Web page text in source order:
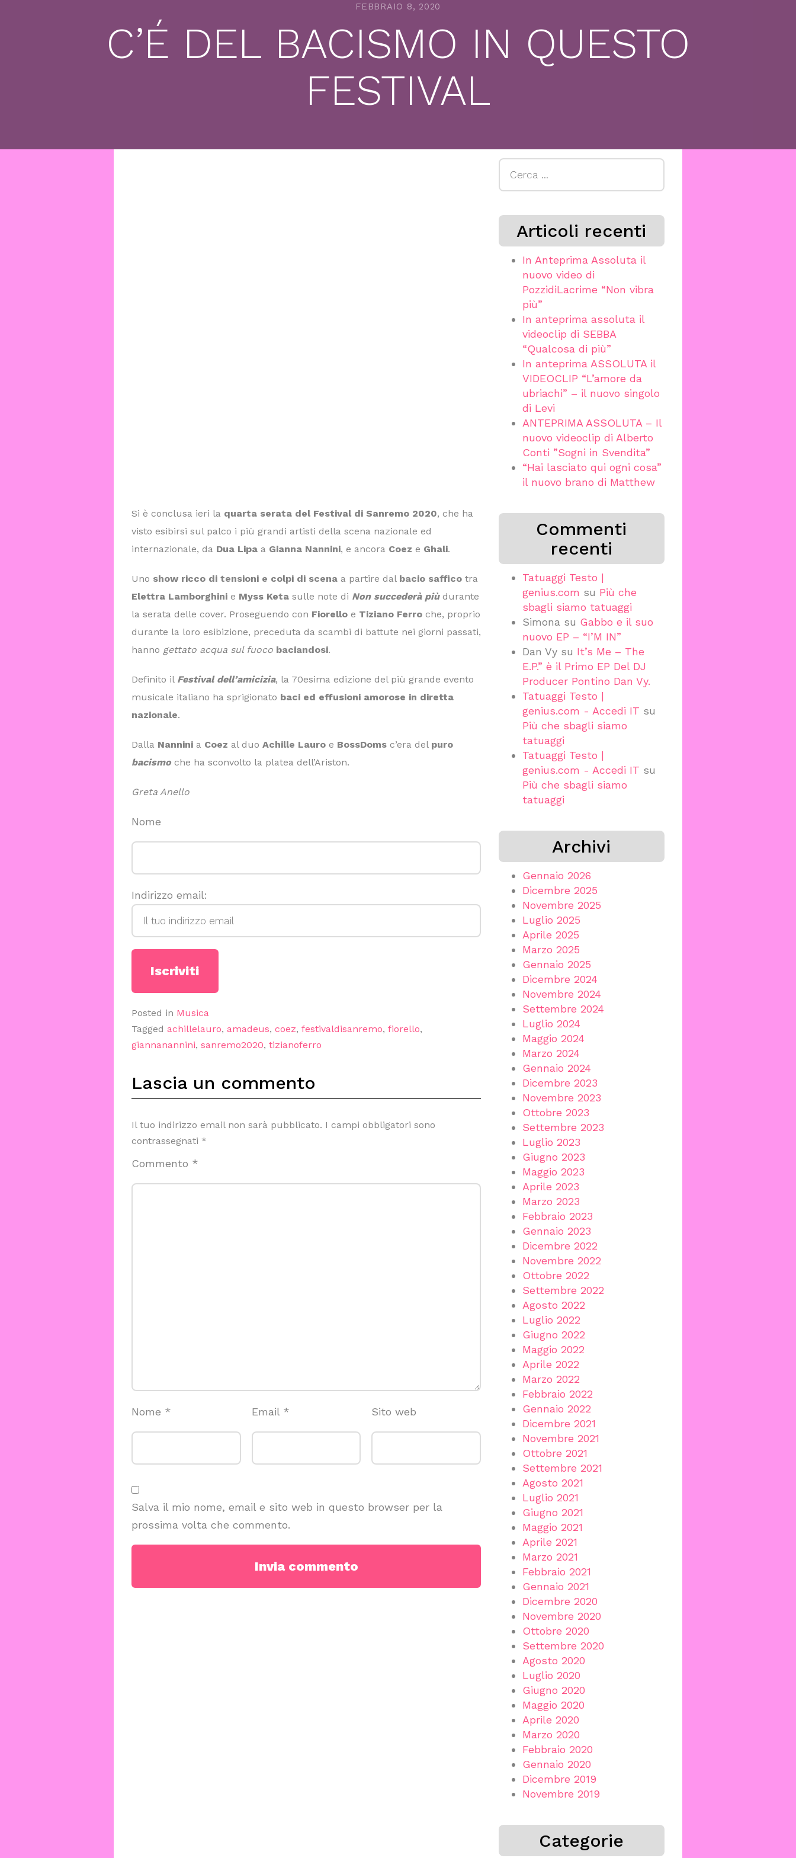
FEBBRAIO 8, 2020
C’É DEL BACISMO IN QUESTO
FESTIVAL
Si è conclusa ieri la quarta serata del Festival di Sanremo 2020, che ha
visto esibirsi sul palco i più grandi artisti della scena nazionale ed
internazionale, da Dua Lipa a Gianna Nannini, e ancora Coez e Ghali.
Uno show ricco di tensioni e colpi di scena a partire dal bacio saffico tra
Elettra Lamborghini e Myss Keta sulle note di Non succederà piùdurante
la serata delle cover. Proseguendo con Fiorello e Tiziano Ferro che, proprio
durante la loro esibizione, preceduta da scambi di battute nei giorni passati,
hanno gettato acqua sul fuoco baciandosi.
Definito il Festival dell’amicizia, la 70esima edizione del più grande evento
musicale italiano ha sprigionato baci ed effusioni amorose in diretta
nazionale.
Dalla Nannini a Coez al duo Achille Lauro e BossDoms c’era del puro
bacismo che ha sconvolto la platea dell’Ariston.
Greta Anello
Nome
Indirizzo email:
Posted in Musica
Tagged achillelauro, amadeus, coez, festivaldisanremo, fiorello,
giannanannini, sanremo2020, tizianoferro
Lascia un commento
Il tuo indirizzo email non sarà pubblicato. I campi obbligatori sono
contrassegnati *
Commento *
Nome * Email * Sito web
Salva il mio nome, email e sito web in questo browser per la
prossima volta che commento.
Articoli recenti
In Anteprima Assoluta il
nuovo video di
PozzidiLacrime “Non vibra
più”
In anteprima assoluta il
videoclip di SEBBA
“Qualcosa di più”
In anteprima ASSOLUTA il
VIDEOCLIP “L’amore da
ubriachi” – il nuovo singolo
di Levi
ANTEPRIMA ASSOLUTA – Il
nuovo videoclip di Alberto
Conti ”Sogni in Svendita”
“Hai lasciato qui ogni cosa”
il nuovo brano di Matthew
Commenti
recenti
Tatuaggi Testo |
genius.com su Più che
sbagli siamo tatuaggi
Simona su Gabbo e il suo
nuovo EP – “I’M IN”
Dan Vy su It’s Me – The
E.P.” è il Primo EP Del DJ
Producer Pontino Dan Vy.
Tatuaggi Testo |
genius.com - Accedi IT su
Più che sbagli siamo
tatuaggi
Tatuaggi Testo |
genius.com - Accedi IT su
Più che sbagli siamo
tatuaggi
Archivi
Gennaio 2026
Dicembre 2025
Novembre 2025
Luglio 2025
Aprile 2025
Marzo 2025
Gennaio 2025
Dicembre 2024
Novembre 2024
Settembre 2024
Luglio 2024
Maggio 2024
Marzo 2024
Gennaio 2024
Dicembre 2023
Novembre 2023
Ottobre 2023
Settembre 2023
Luglio 2023
Giugno 2023
Maggio 2023
Aprile 2023
Marzo 2023
Febbraio 2023
Gennaio 2023
Dicembre 2022
Novembre 2022
Ottobre 2022
Settembre 2022
Agosto 2022
Luglio 2022
Giugno 2022
Maggio 2022
Aprile 2022
Marzo 2022
Febbraio 2022
Gennaio 2022
Dicembre 2021
Novembre 2021
Ottobre 2021
Settembre 2021
Agosto 2021
Luglio 2021
Giugno 2021
Maggio 2021
Aprile 2021
Marzo 2021
Febbraio 2021
Gennaio 2021
Dicembre 2020
Novembre 2020
Ottobre 2020
Settembre 2020
Agosto 2020
Luglio 2020
Giugno 2020
Maggio 2020
Aprile 2020
Marzo 2020
Febbraio 2020
Gennaio 2020
Dicembre 2019
Novembre 2019
Categorie